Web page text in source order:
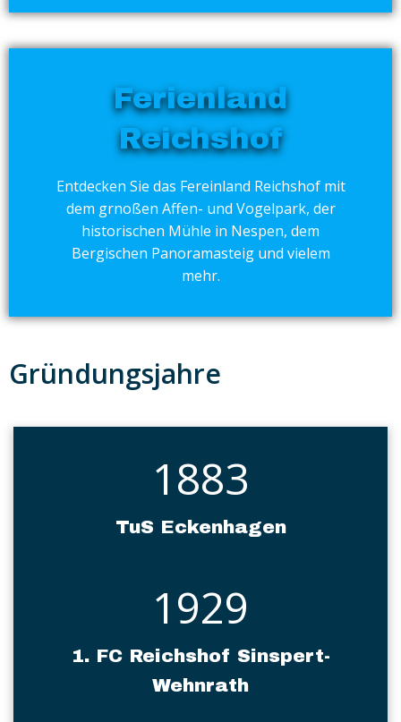
Ferienland
Reichshof
Entdecken Sie das Fereinland Reichshof mit
dem grnoßen Affen- und Vogelpark, der
historischen Mühle in Nespen, dem
Bergischen Panoramasteig und vielem
mehr.
Gründungsjahre
1883
TuS Eckenhagen
1929
1. FC Reichshof Sinspert-
Wehnrath